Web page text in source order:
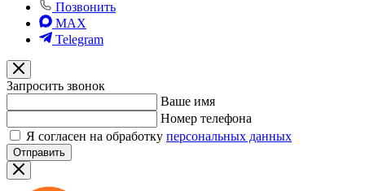
Позвонить
MAX
Telegram
Запросить звонок
Ваше имя
Номер телефона
Я согласен на обработку персональных данных
Отправить